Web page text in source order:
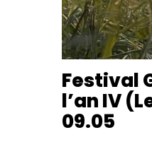
Festival
l’an IV
09.05